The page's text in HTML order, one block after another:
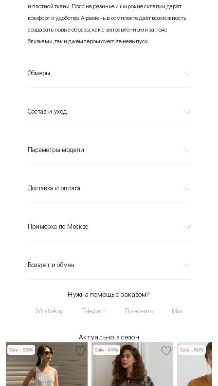
и плотной ткани. Пояс на резинке и широкие складки дарят
комфорт и удобство. А ремень в комплекте даёт возможность
создавать новые образы, как с заправленными за пояс
блузками, так и джемпером oversize навыпуск.
Обмеры
Состав и уход
Параметры модели
Доставка и оплата
Примерка по Москве
Возврат и обмен
Нужна помощь с заказом?
WhatsApp Telegram Позвонить Max
Актуально в сезон
Sale -55% Sale -65% Sale -50%